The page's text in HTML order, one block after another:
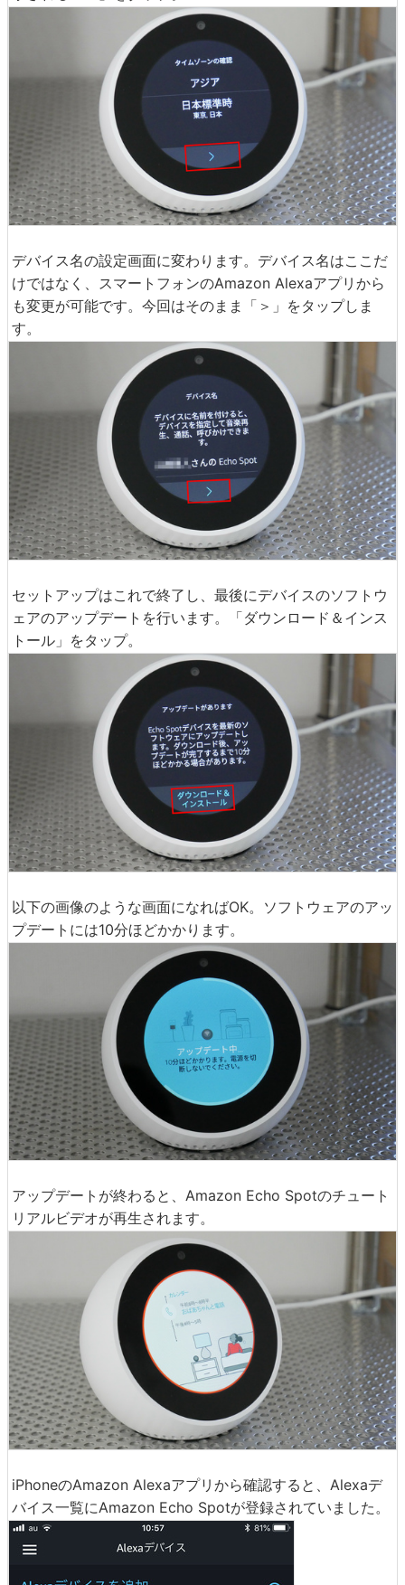
デバイス名の設定画面に変わります。デバイス名はここだ
けではなく、スマートフォンのAmazon Alexaアプリから
も変更が可能です。今回はそのまま「＞」をタップしま
す。
セットアップはこれで終了し、最後にデバイスのソフトウ
ェアのアップデートを行います。「ダウンロード＆インス
トール」をタップ。
以下の画像のような画面になればOK。ソフトウェアのアッ
プデートには10分ほどかかります。
アップデートが終わると、Amazon Echo Spotのチュート
リアルビデオが再生されます。
iPhoneのAmazon Alexaアプリから確認すると、Alexaデ
バイス一覧にAmazon Echo Spotが登録されていました。